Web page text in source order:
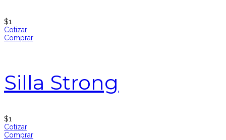
$1
Cotizar
Comprar
Silla Strong
$1
Cotizar
Comprar